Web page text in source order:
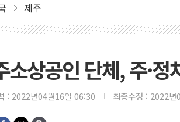
제주
소상공인 단체, 주·
: 2022년04월16일 06:30 최종수정 : 2022년